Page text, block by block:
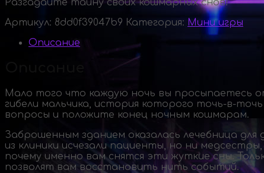
Разгадайте тайну своих кошмарных снов!
Артикул: 8dd0f39047b9 Категория: Мини игры
Описание
Мало того что каждую ночь вы просыпаетесь
гибели мальчика, история которого точь-в-
вопросы и положите конец ночным кошмарам.
Заброшенным зданием оказалась лечебница
из клиники исчезали пациенты, но ни
почему именно вам снятся эти жуткие сны.
позволят вам восстановить нить событий.